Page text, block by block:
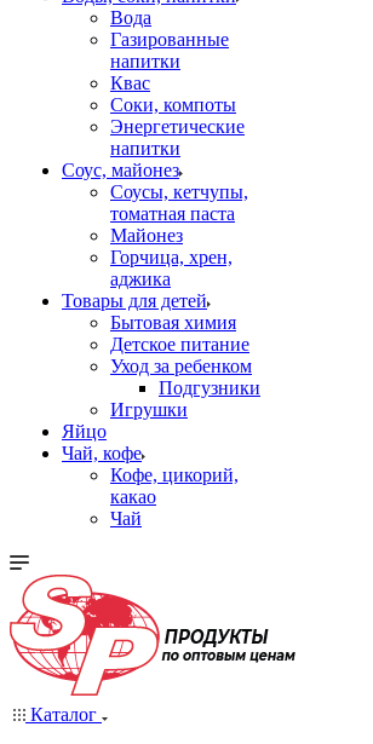
Вода
Газированные
напитки
Квас
Соки, компоты
Энергетические
напитки
Соус, майонез
Соусы, кетчупы,
томатная паста
Майонез
Горчица, хрен,
аджика
Товары для детей
Бытовая химия
Детское питание
Уход за ребенком
Подгузники
Игрушки
Яйцо
Чай, кофе
Кофе, цикорий,
какао
Чай
Каталог